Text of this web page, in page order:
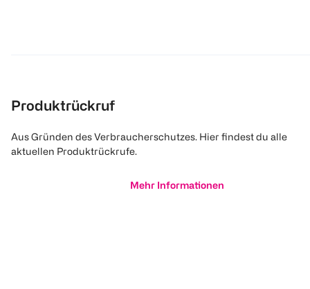
Produktrückruf
Aus Gründen des Verbraucherschutzes. Hier findest du alle
aktuellen Produktrückrufe.
Mehr Informationen